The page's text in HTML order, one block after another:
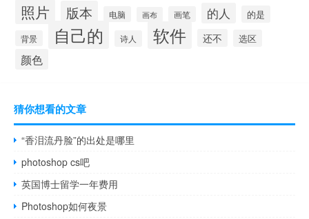
照片 版本 电脑 画布 画笔 的人 的是
背景 自己的 诗人 软件 还不 选区
颜色
猜你想看的文章
“香泪流丹脸”的出处是哪里
photoshop cs吧
英国博士留学一年费用
Photoshop如何夜景